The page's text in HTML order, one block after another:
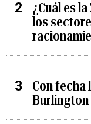
¿Cuál es
los
Con fecha
Burlington